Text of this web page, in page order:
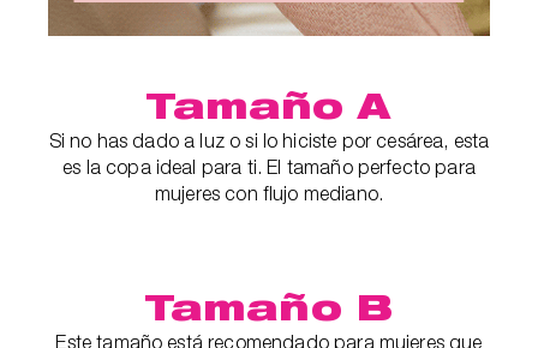
Tamaño A
Si no has dado a luz o si lo hiciste por cesárea, esta
es la copa ideal para ti. El tamaño perfecto para
mujeres con flujo mediano.
Tamaño B
Este tamaño está recomendado para mujeres que